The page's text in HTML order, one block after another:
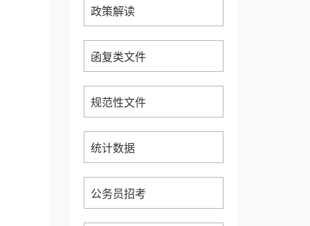
政策解读
函复类文件
规范性文件
统计数据
公务员招考